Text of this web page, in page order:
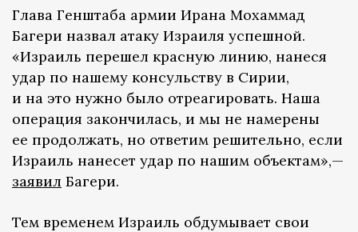
Глава Генштаба армии Ирана Мохаммад
Багери назвал атаку Израиля успешной.
«Израиль перешел красную линию, нанеся
удар по нашему консульству в Сирии,
и на это нужно было отреагировать. Наша
операция закончилась, и мы не намерены
ее продолжать, но ответим решительно, если
Израиль нанесет удар по нашим объектам»,—
заявил Багери.
Тем временем Израиль обдумывает свои